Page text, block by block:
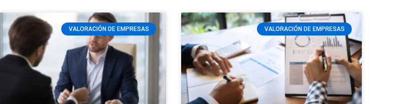
VALORACIÓN DE EMPRESAS VALORACIÓN DE EMPRESAS